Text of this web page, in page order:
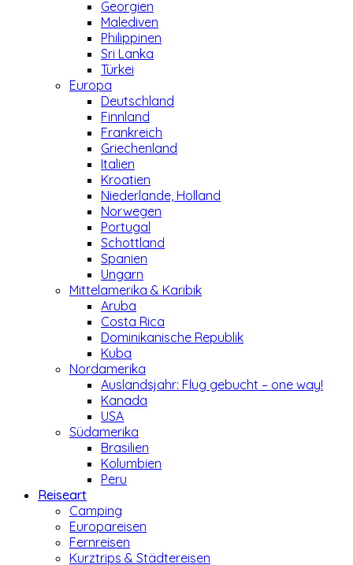
Georgien
Malediven
Philippinen
Sri Lanka
Türkei
Europa
Deutschland
Finnland
Frankreich
Griechenland
Italien
Kroatien
Niederlande, Holland
Norwegen
Portugal
Schottland
Spanien
Ungarn
Mittelamerika & Karibik
Aruba
Costa Rica
Dominikanische Republik
Kuba
Nordamerika
Auslandsjahr: Flug gebucht – one way!
Kanada
USA
Südamerika
Brasilien
Kolumbien
Peru
Reiseart
Camping
Europareisen
Fernreisen
Kurztrips & Städtereisen